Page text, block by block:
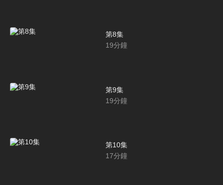
第8集
19分鐘
第9集
19分鐘
第10集
17分鐘